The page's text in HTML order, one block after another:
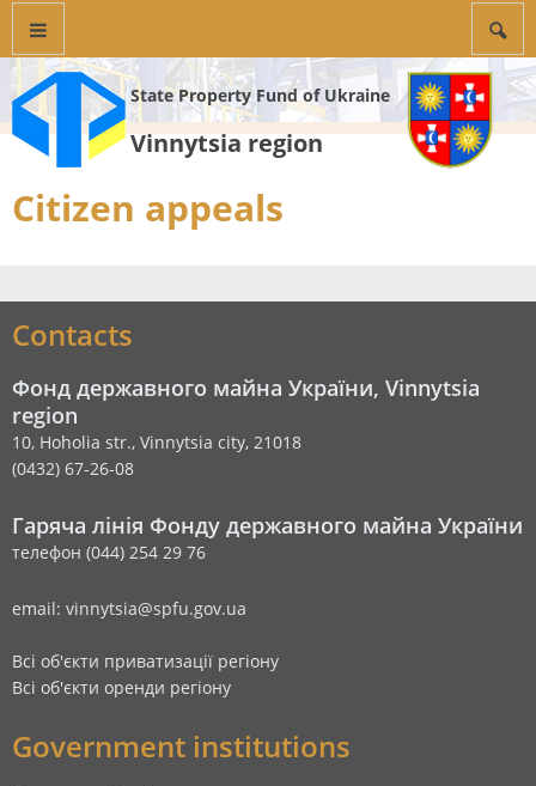
State Property Fund of Ukraine
Vinnytsia region
Citizen appeals
Contacts
Фонд державного майна України, Vinnytsia
region
10, Hoholia str., Vinnytsia city, 21018
(0432) 67-26-08
Гаряча лінія Фонду державного майна України
телефон (044) 254 29 76
email: vinnytsia@spfu.gov.ua
Всі об'єкти приватизації регіону
Всі об'єкти оренди регіону
Government institutions